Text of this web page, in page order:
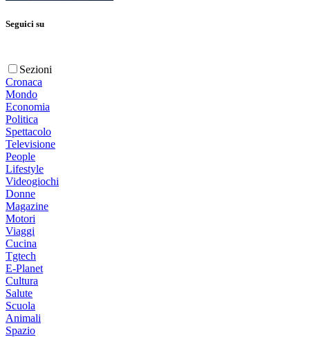
Seguici su
Sezioni
Cronaca
Mondo
Economia
Politica
Spettacolo
Televisione
People
Lifestyle
Videogiochi
Donne
Magazine
Motori
Viaggi
Cucina
Tgtech
E-Planet
Cultura
Salute
Scuola
Animali
Spazio